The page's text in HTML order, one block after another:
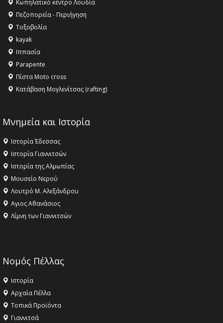
Κωπηλατικό κέντρο Λουδία
Πεζοπορεία - Περιήγηση
Τοξοβολία
kayak
Ιππασία
Parapente
Πίστα Moto cross
Κατάβαση Μογλενίτσας (rafting)
Μνημεία και Ιστορία
Ιστορία Έδεσσας
Ιστορία Γιαννιτσών
Ιστορία της Αλμωπίας
Μουσείο Νερού
Λουτρό Μ. Αλεξάνδρου
Αγιος Αθανάσιος
Λίμνη των Γιαννιτσών
Νομός Πέλλας
Ιστορία
Αρχαία Πέλλα
Τοπικά Προϊόντα
Γιαννιτσά